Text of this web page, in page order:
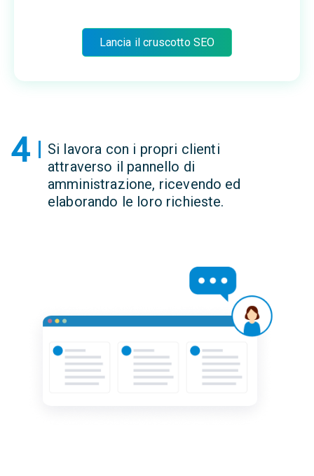
Lancia il cruscotto SEO
4
Si lavora con i propri clienti
attraverso il pannello di
amministrazione, ricevendo ed
elaborando le loro richieste.